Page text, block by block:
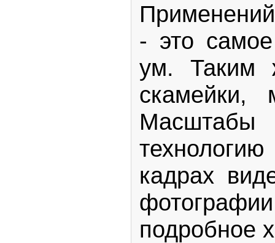
- это
ум. Таким
Масштабы
кадрах
подробное